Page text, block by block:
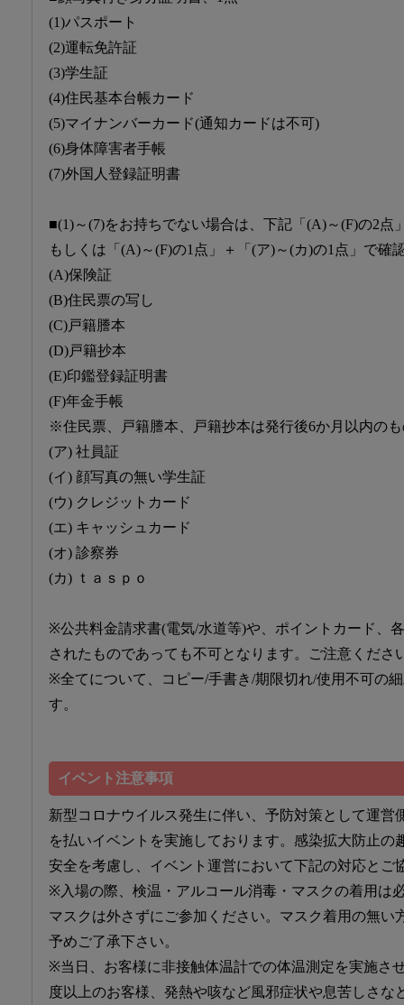
(1)パスポート
(2)運転免許証
(3)学生証
(4)住民基本台帳カード
(5)マイナンバーカード(通知カードは不可)
(6)身体障害者手帳
(7)外国人登録証明書
■(1)～(7)をお持ちでない場合は、下記「(A)～(F)の2点
もしくは「(A)～(F)の1点」＋「(ア)～(カ)の1点」で確
(A)保険証
(B)住民票の写し
(C)戸籍謄本
(D)戸籍抄本
(E)印鑑登録証明書
(F)年金手帳
※住民票、戸籍謄本、戸籍抄本は発行後6か月以内の
(ア) 社員証
(イ) 顔写真の無い学生証
(ウ) クレジットカード
(エ) キャッシュカード
(オ) 診察券
(カ) ｔａｓｐｏ
※公共料金請求書(電気/水道等)や、ポイントカード、
されたものであっても不可となります。ご注意くださ
※全てについて、コピー/手書き/期限切れ/使用不可の
す。
イベント注意事項
新型コロナウイルス発生に伴い、予防対策として運営
を払いイベントを実施しております。感染拡大防止の
安全を考慮し、イベント運営において下記の対応とご
※入場の際、検温・アルコール消毒・マスクの着用は
マスクは外さずにご参加ください。マスク着用の無い
予めご了承下さい。
※当日、お客様に非接触体温計での体温測定を実施さ
度以上のお客様、発熱や咳など風邪症状や息苦しさな